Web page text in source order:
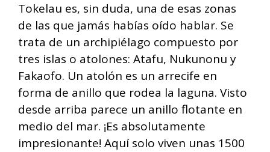
Tokelau es, sin duda, una de esas zonas
de las que jamás habías oído hablar. Se
trata de un archipiélago compuesto por
tres islas o atolones: Atafu, Nukunonu y
Fakaofo. Un atolón es un arrecife en
forma de anillo que rodea la laguna. Visto
desde arriba parece un anillo flotante en
medio del mar. ¡Es absolutamente
impresionante! Aquí solo viven unas 1500